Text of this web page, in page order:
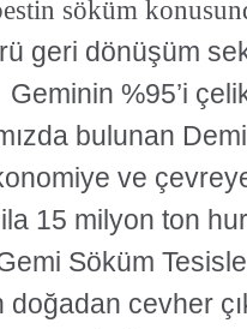
söküm
geri dönüşüm
%95’i
bulunan
ve
15 milyon ton
Söküm
doğadan cevher